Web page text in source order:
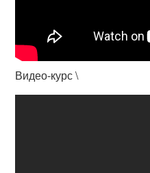
Видео-курс \